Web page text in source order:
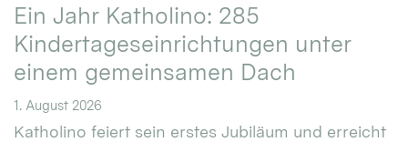
Ein Jahr Katholino: 285
Kindertageseinrichtungen unter
einem gemeinsamen Dach
1. August 2026
Katholino feiert sein erstes Jubiläum und erreicht